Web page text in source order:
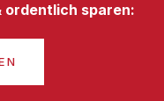
sparen: